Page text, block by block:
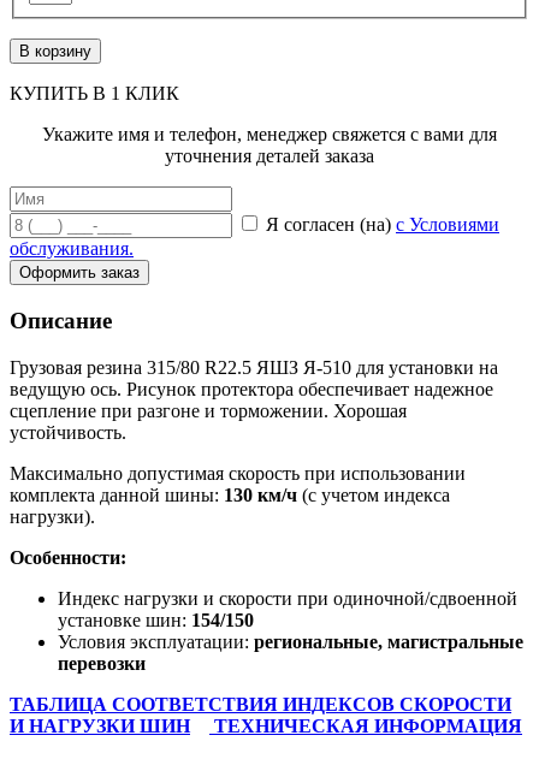
В корзину
КУПИТЬ В 1 КЛИК
Укажите имя и телефон, менеджер свяжется с вами для
уточнения деталей заказа
Я согласен (на) с Условиями
обслуживания.
Оформить заказ
Описание
Грузовая резина 315/80 R22.5 ЯШЗ Я-510 для установки на
ведущую ось. Рисунок протектора обеспечивает надежное
сцепление при разгоне и торможении. Хорошая
устойчивость.
Максимально допустимая скорость при использовании
комплекта данной шины: 130 км/ч (с учетом индекса
нагрузки).
Особенности:
Индекс нагрузки и скорости при одиночной/сдвоенной
установке шин: 154/150
Условия эксплуатации: региональные, магистральные
перевозки
ТАБЛИЦА СООТВЕТСТВИЯ ИНДЕКСОВ СКОРОСТИ
И НАГРУЗКИ ШИН
ТЕХНИЧЕСКАЯ ИНФОРМАЦИЯ